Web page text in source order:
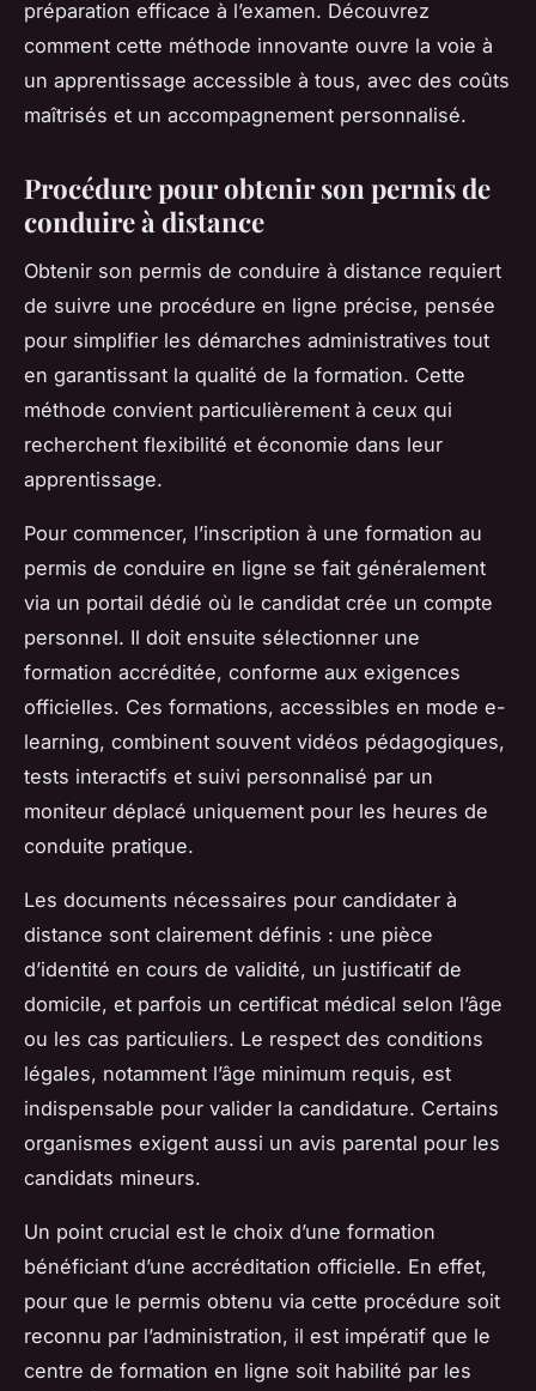
préparation efficace à l’examen. Découvrez
comment cette méthode innovante ouvre la voie à
un apprentissage accessible à tous, avec des coûts
maîtrisés et un accompagnement personnalisé.
Procédure pour obtenir son permis de
conduire à distance
Obtenir son permis de conduire à distance requiert
de suivre une procédure en ligne précise, pensée
pour simplifier les démarches administratives tout
en garantissant la qualité de la formation. Cette
méthode convient particulièrement à ceux qui
recherchent flexibilité et économie dans leur
apprentissage.
Pour commencer, l’inscription à une formation au
permis de conduire en ligne se fait généralement
via un portail dédié où le candidat crée un compte
personnel. Il doit ensuite sélectionner une
formation accréditée, conforme aux exigences
officielles. Ces formations, accessibles en mode e-
learning, combinent souvent vidéos pédagogiques,
tests interactifs et suivi personnalisé par un
moniteur déplacé uniquement pour les heures de
conduite pratique.
Les documents nécessaires pour candidater à
distance sont clairement définis : une pièce
d’identité en cours de validité, un justificatif de
domicile, et parfois un certificat médical selon l’âge
ou les cas particuliers. Le respect des conditions
légales, notamment l’âge minimum requis, est
indispensable pour valider la candidature. Certains
organismes exigent aussi un avis parental pour les
candidats mineurs.
Un point crucial est le choix d’une formation
bénéficiant d’une accréditation officielle. En effet,
pour que le permis obtenu via cette procédure soit
reconnu par l’administration, il est impératif que le
centre de formation en ligne soit habilité par les